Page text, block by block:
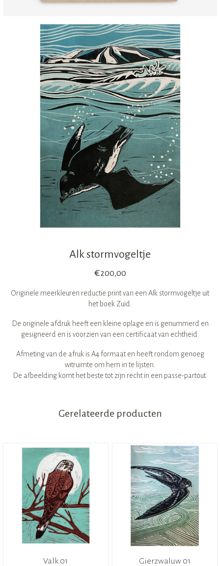
Alk stormvogeltje
€200,00
Originele meerkleuren reductie print van een Alk stormvogeltje uit
het boek Zuid.
De originele afdruk heeft een kleine oplage en is genummerd en
gesigneerd en is voorzien van een certificaat van echtheid.
Afmeting van de afruk is A4 formaat en heeft rondom genoeg
witruimte om hem in te lijsten.
De afbeelding komt het beste tot zijn recht in een passe-partout.
Gerelateerde producten
Valk 01 Gierzwaluw 01